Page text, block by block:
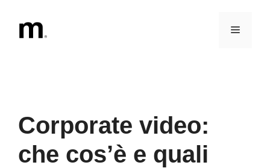
contenuto
Menu
Corporate video:
che cos’è e quali